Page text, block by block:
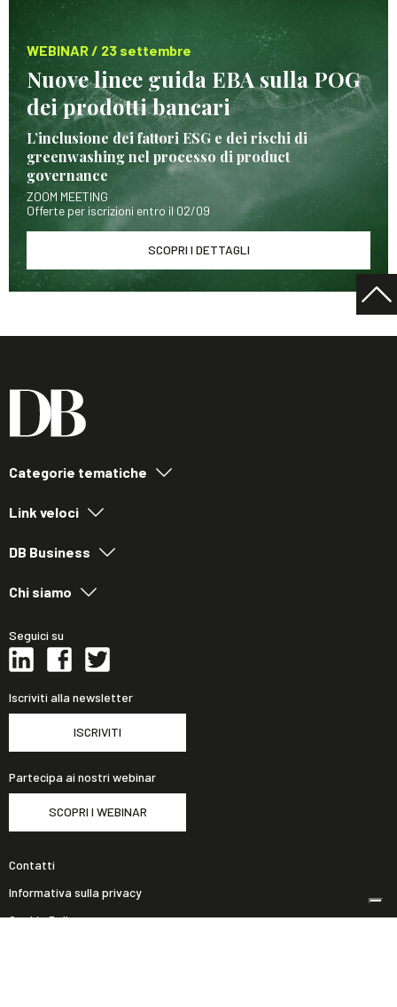
WEBINAR / 23 settembre
Nuove linee guida EBA sulla POG
dei prodotti bancari
L’inclusione dei fattori ESG e dei rischi di
greenwashing nel processo di product
governance
ZOOM MEETING
Offerte per iscrizioni entro il 02/09
SCOPRI I DETTAGLI
Categorie tematiche
Link veloci
DB Business
Chi siamo
Seguici su
Iscriviti alla newsletter
ISCRIVITI
Partecipa ai nostri webinar
SCOPRI I WEBINAR
Contatti
Informativa sulla privacy
Cookie Policy